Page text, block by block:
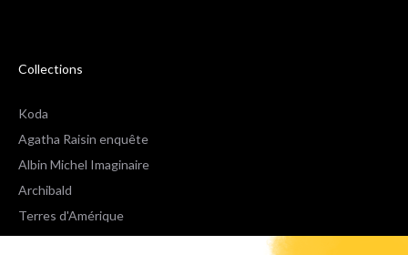
Collections
Koda
Agatha Raisin enquête
Albin Michel Imaginaire
Archibald
Terres d'Amérique
Espaces Libres Poche